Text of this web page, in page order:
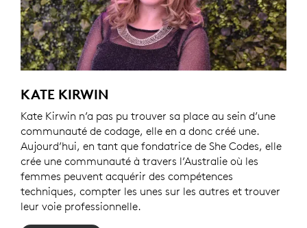
KATE KIRWIN
Kate Kirwin n’a pas pu trouver sa place au sein d’une
communauté de codage, elle en a donc créé une.
Aujourd’hui, en tant que fondatrice de She Codes, elle
crée une communauté à travers l’Australie où les
femmes peuvent acquérir des compétences
techniques, compter les unes sur les autres et trouver
leur voie professionnelle.